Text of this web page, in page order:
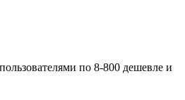
по 8-800 дешевле и